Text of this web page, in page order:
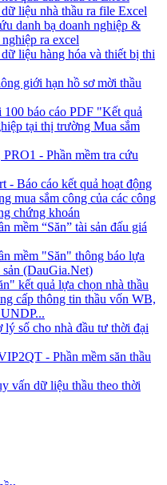
liệu nhà thầu ra file Excel
danh bạ doanh nghiệp &
ra excel
liệu hàng hóa và thiết bị thi
giới hạn hồ sơ mời thầu
báo cáo PDF "Kết quả
tại thị trường Mua sắm
- Phần mềm tra cứu
- Báo cáo kết quả hoạt động
mua sắm công của các công
chứng khoán
mềm “Săn” tài sản đấu giá
mềm "Săn" thông báo lựa
(DauGia.Net)
kết quả lựa chọn nhà thầu
cấp thông tin thầu vốn WB,
số cho nhà đầu tư thời đại
- Phần mềm săn thầu
vấn dữ liệu thầu theo thời